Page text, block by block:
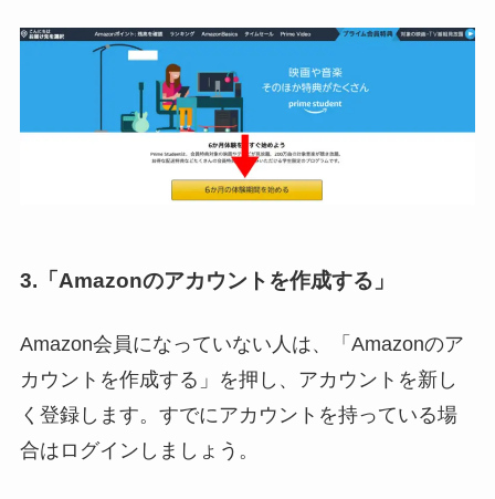
3.「Amazonのアカウントを作成する」
Amazon会員になっていない人は、「Amazonのア
カウントを作成する」を押し、アカウントを新し
く登録します。すでにアカウントを持っている場
合はログインしましょう。